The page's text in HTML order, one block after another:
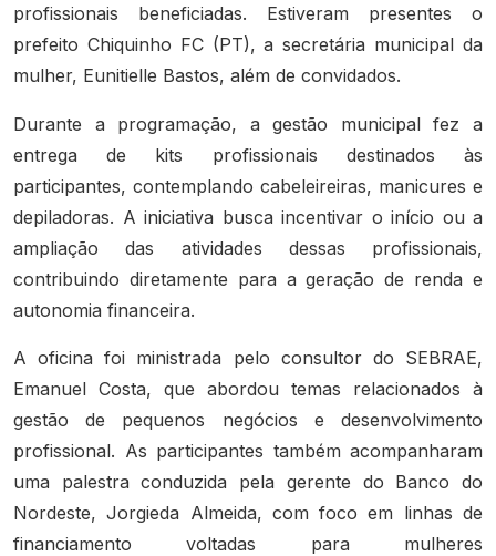
profissionais beneficiadas. Estiveram presentes o
prefeito Chiquinho FC (PT), a secretária municipal da
mulher, Eunitielle Bastos, além de convidados.
Durante a programação, a gestão municipal fez a
entrega de kits profissionais destinados às
participantes, contemplando cabeleireiras, manicures e
depiladoras. A iniciativa busca incentivar o início ou a
ampliação das atividades dessas profissionais,
contribuindo diretamente para a geração de renda e
autonomia financeira.
A oficina foi ministrada pelo consultor do SEBRAE,
Emanuel Costa, que abordou temas relacionados à
gestão de pequenos negócios e desenvolvimento
profissional. As participantes também acompanharam
uma palestra conduzida pela gerente do Banco do
Nordeste, Jorgieda Almeida, com foco em linhas de
financiamento voltadas para mulheres